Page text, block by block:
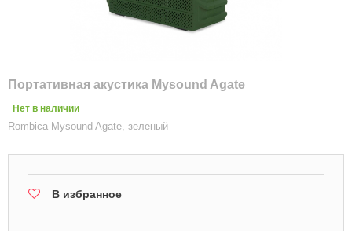
Портативная акустика Mysound Agate
Нет в наличии
Rombica Mysound Agate, зеленый
В избранное